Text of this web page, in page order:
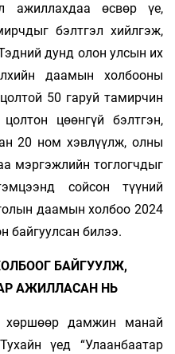
ажиллахдаа өсвөр үе,
бэлтгэл хийлгэж,
дунд олон улсын их
даамын холбооны
50 гаруй тамирчин
цөөнгүй бэлтгэн,
20 ном хэвлүүлж, олны
мэргэжлийн тоглогчдыг
сойсон түүний
даамын холбоо 2024
байгуулсан билээ.
БАЙГУУЛЖ,
АЖИЛЛАСАН НЬ
хөршөөр дамжин манай
үед “Улаанбаатар